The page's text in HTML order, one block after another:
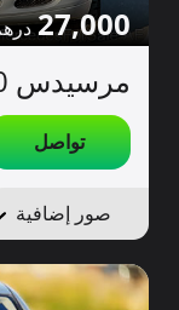
27,000
مرسيدس S500 للبيع
تواصل
صور إضافية